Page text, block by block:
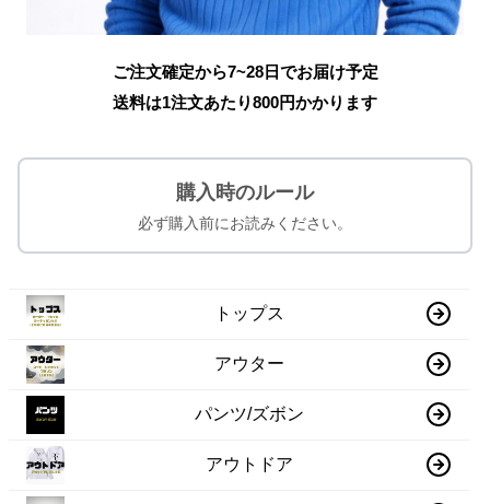
ご注文確定から7~28日でお届け予定
送料は1注文あたり800円かかります
購入時のルール
必ず購入前にお読みください。
トップス
アウター
パンツ/ズボン
アウトドア